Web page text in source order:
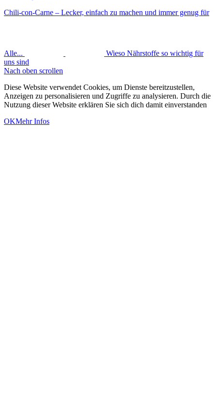
Chili-con-Carne – Lecker, einfach zu machen und immer genug für
Alle...
Wieso Nährstoffe so wichtig für
uns sind
Nach oben scrollen
Diese Website verwendet Cookies, um Dienste bereitzustellen,
Anzeigen zu personalisieren und Zugriffe zu analysieren. Durch die
Nutzung dieser Website erklären Sie sich dich damit einverstanden
OKMehr Infos